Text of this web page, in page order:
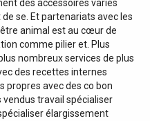
des accessoires variés
de se. Et partenariats avec les
animal est au cœur de
comme pilier et. Plus
nombreux services de plus
des recettes internes
propres avec des co bon
travail spécialiser
élargissement